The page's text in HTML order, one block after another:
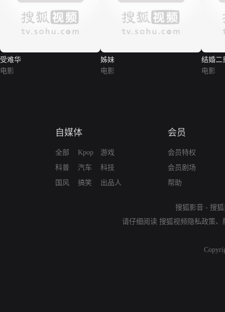
受难华
电影
姊妹
电影
结婚二
电影
自媒体
全部
科普
国风
Kpop
汽车
搞笑
游戏
科技
出品人
会员
会员特权
会员剧场
帮助
搜狐影音 - 搜
请仔细阅读 搜狐视频隐私政策、